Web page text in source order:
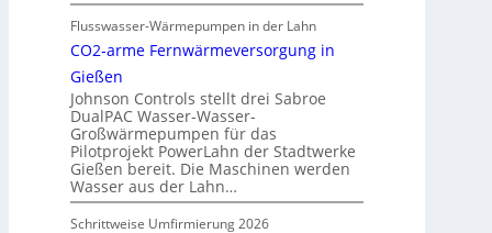
Flusswasser-Wärmepumpen in der Lahn
CO2-arme Fernwärmeversorgung in
Gießen
Johnson Controls stellt drei Sabroe
DualPAC Wasser-Wasser-
Großwärmepumpen für das
Pilotprojekt PowerLahn der Stadtwerke
Gießen bereit. Die Maschinen werden
Wasser aus der Lahn…
Schrittweise Umfirmierung 2026